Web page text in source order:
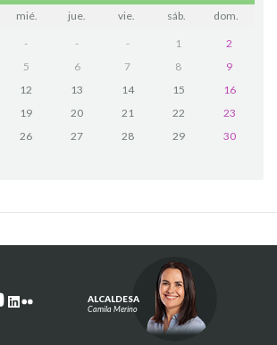
mié. jue. vie. sáb. dom.
- - - 1
2
5 6 7 8
9
12 13 14 15
16
19 20 21 22
23
26 27 28 29
30
ALCALDESA
Camila Merino